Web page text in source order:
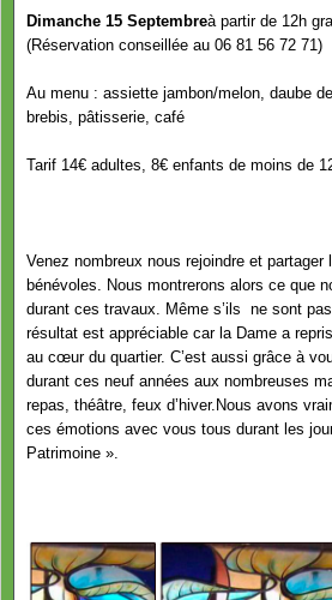
Dimanche 15 Septembreà partir de 12h
(Réservation conseillée au 06 81 56 72 71)
Au menu : assiette jambon/melon, daube
brebis, pâtisserie, café
Tarif 14€ adultes, 8€ enfants de moins de
Venez nombreux nous rejoindre et
bénévoles. Nous montrerons alors ce que
durant ces travaux. Même s’ils ne sont
résultat est appréciable car la Dame a
au cœur du quartier. C’est aussi grâce à
durant ces neuf années aux nombreuses
repas, théâtre, feux d’hiver.Nous avons
ces émotions avec vous tous durant les
Patrimoine ».